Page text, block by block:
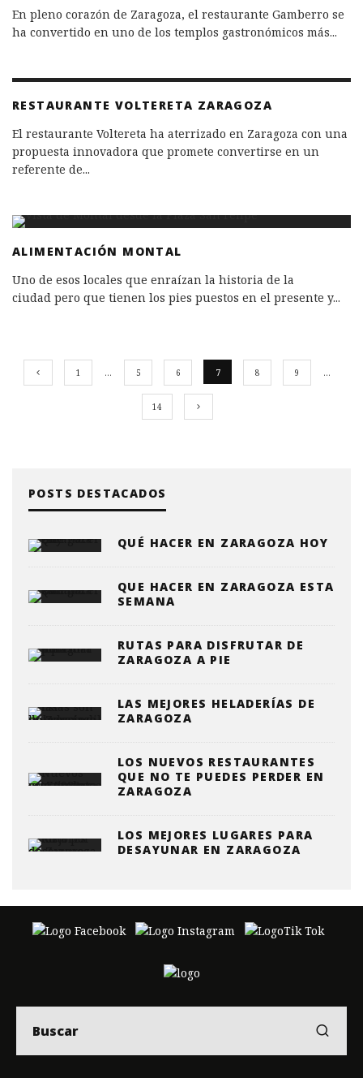
En pleno corazón de Zaragoza, el restaurante Gamberro se
ha convertido en uno de los templos gastronómicos más...
RESTAURANTE VOLTERETA ZARAGOZA
El restaurante Voltereta ha aterrizado en Zaragoza con una
propuesta innovadora que promete convertirse en un
referente de...
ALIMENTACIÓN MONTAL
Uno de esos locales que enraízan la historia de la
ciudad pero que tienen los pies puestos en el presente y...
1 … 5 6 7 8 9 …
14
POSTS DESTACADOS
QUÉ HACER EN ZARAGOZA HOY
QUE HACER EN ZARAGOZA ESTA
SEMANA
RUTAS PARA DISFRUTAR DE
ZARAGOZA A PIE
LAS MEJORES HELADERÍAS DE
ZARAGOZA
LOS NUEVOS RESTAURANTES
QUE NO TE PUEDES PERDER EN
ZARAGOZA
LOS MEJORES LUGARES PARA
DESAYUNAR EN ZARAGOZA